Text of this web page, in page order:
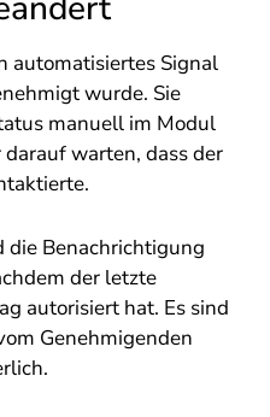
automatisiertes Signal
wurde. Sie
manuell im Modul
warten, dass der
die Benachrichtigung
der letzte
autorisiert hat. Es sind
Genehmigenden